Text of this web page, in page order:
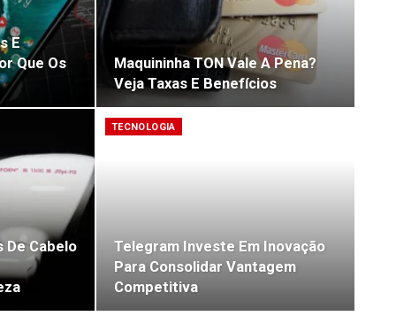
E
Que Os
Maquininha TON Vale A Pena?
Veja Taxas E Benefícios
De Cabelo
TECNOLOGIA
Telegram Investe Em Inovação
Para Consolidar Vantagem
Competitiva